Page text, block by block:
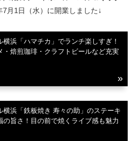
7月1日（水）に開業しました↓
横浜「ハマチカ」でランチ楽しすぎ！
・焙煎珈琲・クラフトビールなど充実
横浜「鉄板焼き 寿々の助」のステーキ
の旨さ！目の前で焼くライブ感も魅力